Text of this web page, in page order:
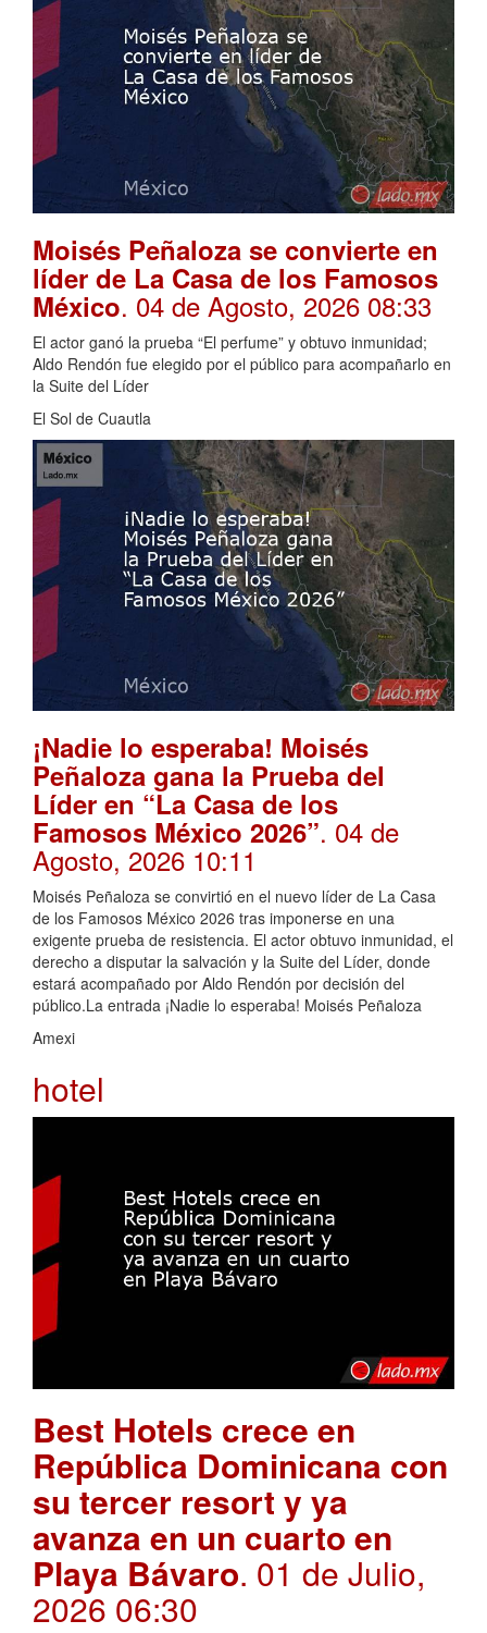
Moisés Peñaloza se convierte en
líder de La Casa de los Famosos
México. 04 de Agosto, 2026 08:33
El actor ganó la prueba “El perfume” y obtuvo inmunidad;
Aldo Rendón fue elegido por el público para acompañarlo en
la Suite del Líder
El Sol de Cuautla
¡Nadie lo esperaba! Moisés
Peñaloza gana la Prueba del
Líder en “La Casa de los
Famosos México 2026”. 04 de
Agosto, 2026 10:11
Moisés Peñaloza se convirtió en el nuevo líder de La Casa
de los Famosos México 2026 tras imponerse en una
exigente prueba de resistencia. El actor obtuvo inmunidad, el
derecho a disputar la salvación y la Suite del Líder, donde
estará acompañado por Aldo Rendón por decisión del
público.La entrada ¡Nadie lo esperaba! Moisés Peñaloza
Amexi
hotel
Best Hotels crece en
República Dominicana con
su tercer resort y ya
avanza en un cuarto en
Playa Bávaro. 01 de Julio,
2026 06:30